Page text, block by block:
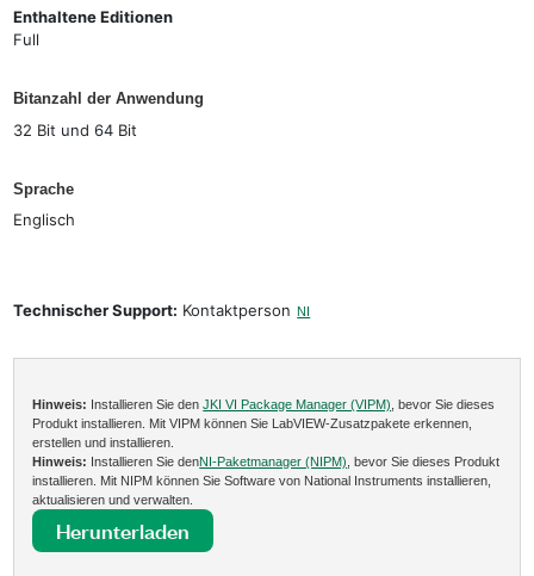
Enthaltene Editionen
Full
Bitanzahl der Anwendung
32 Bit und 64 Bit
Sprache
Englisch
Technischer Support: Kontaktperson NI
Hinweis: Installieren Sie denJKI VI Package Manager (VIPM) , bevor Sie dieses
Produkt installieren. Mit VIPM können Sie LabVIEW-Zusatzpakete erkennen,
erstellen und installieren.
Hinweis: Installieren Sie denNI-Paketmanager (NIPM) , bevor Sie dieses Produkt
installieren. Mit NIPM können Sie Software von National Instruments installieren,
aktualisieren und verwalten.
Herunterladen